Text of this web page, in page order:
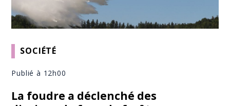
SOCIÉTÉ
Publié à 12h00
La foudre a déclenché des